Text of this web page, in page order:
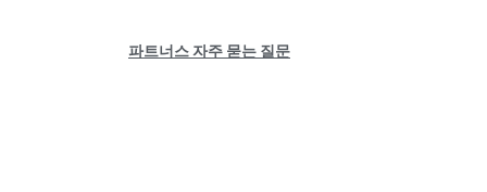
파트너스 자주 묻는 질문